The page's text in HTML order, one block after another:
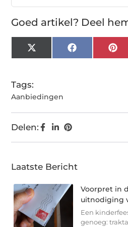
Goed artikel? Deel
X
(Twitter)
Facebook
Tags:
Aanbiedingen
Delen:
Laatste Bericht
Voorpret in
uitnodiging
Een
genoeg: